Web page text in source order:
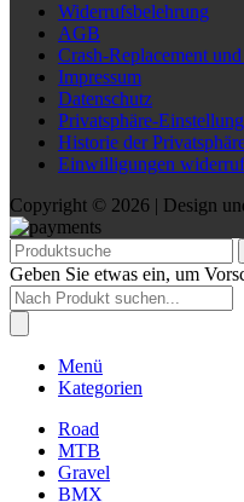
Widerrufsbelehrung
AGB
Crash-Replacement
Impressum
Datenschutz
Privatsphäre-
Historie der
Einwilligungen
Copyright © 2026 | Design
Geben Sie etwas ein, um
Products
search
Menü
Kategorien
Road
MTB
Gravel
BMX